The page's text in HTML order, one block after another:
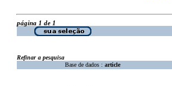
página 1 de 1
Refinar a pesquisa
Base de dados : article